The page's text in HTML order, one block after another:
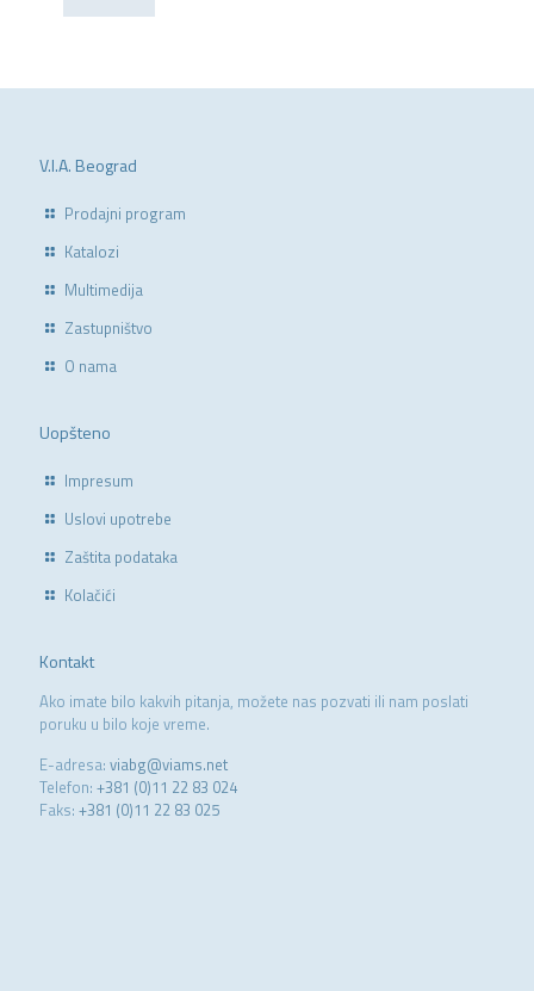
V.I.A. Beograd
Prodajni program
Katalozi
Multimedija
Zastupništvo
O nama
Uopšteno
Impresum
Uslovi upotrebe
Zaštita podataka
Kolačići
Kontakt
Ako imate bilo kakvih pitanja, možete nas pozvati ili nam poslati
poruku u bilo koje vreme.
E-adresa: viabg@viams.net
Telefon: +381 (0)11 22 83 024
Faks: +381 (0)11 22 83 025